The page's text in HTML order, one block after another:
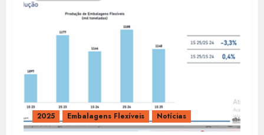
2025 Embalagens Flexíveis Notícias